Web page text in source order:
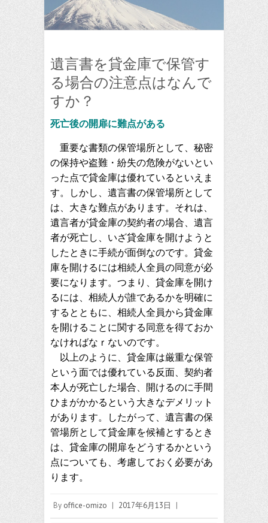
遺言書を貸金庫で保管す
る場合の注意点はなんで
すか？
死亡後の開扉に難点がある
重要な書類の保管場所として、秘密
の保持や盗難・紛失の危険がないとい
った点で貸金庫は優れているといえま
す。しかし、遺言書の保管場所として
は、大きな難点があります。それは、
遺言者が貸金庫の契約者の場合、遺言
者が死亡し、いざ貸金庫を開けようと
したときに手続が面倒なのです。貸金
庫を開けるには相続人全員の同意が必
要になります。つまり、貸金庫を開け
るには、相続人が誰であるかを明確に
するとともに、相続人全員から貸金庫
を開けることに関する同意を得ておか
なければなｒないのです。
以上のように、貸金庫は厳重な保管
という面では優れている反面、契約者
本人が死亡した場合、開けるのに手間
ひまがかかるという大きなデメリット
があります。したがって、遺言書の保
管場所として貸金庫を候補とするとき
は、貸金庫の開扉をどうするかという
点についても、考慮しておく必要があ
ります。
By office-omizo | 2017年6月13日 |